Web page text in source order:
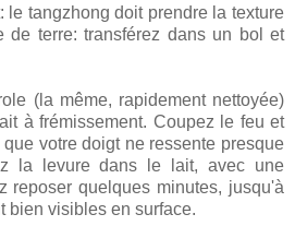
le tangzhong doit prendre la texture
de terre: transférez dans un bol et
(la même, rapidement nettoyée)
à frémissement. Coupez le feu et
votre doigt ne ressente presque
la levure dans le lait, avec une
reposer quelques minutes, jusqu'à
bien visibles en surface.